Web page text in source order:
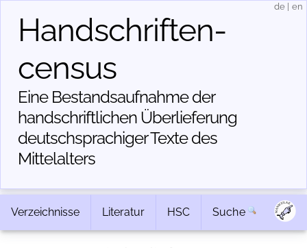
Handschriften­
census
Eine Bestandsaufnahme der
handschriftlichen Über­lieferung
deutschsprachiger Texte des
Mittelalters
de en
Verzeichnisse Literatur HSC Suche